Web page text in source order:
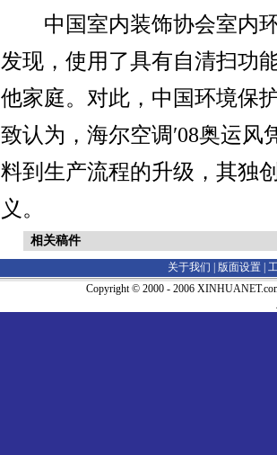
中国室内装饰协会室内环
发现，使用了具有自清扫功
他家庭。对此，中国环境保
致认为，海尔空调′08奥运
料到生产流程的升级，其独
义。
相关稿件
关于我们 | 版面设置
Copyright © 2000 - 2006